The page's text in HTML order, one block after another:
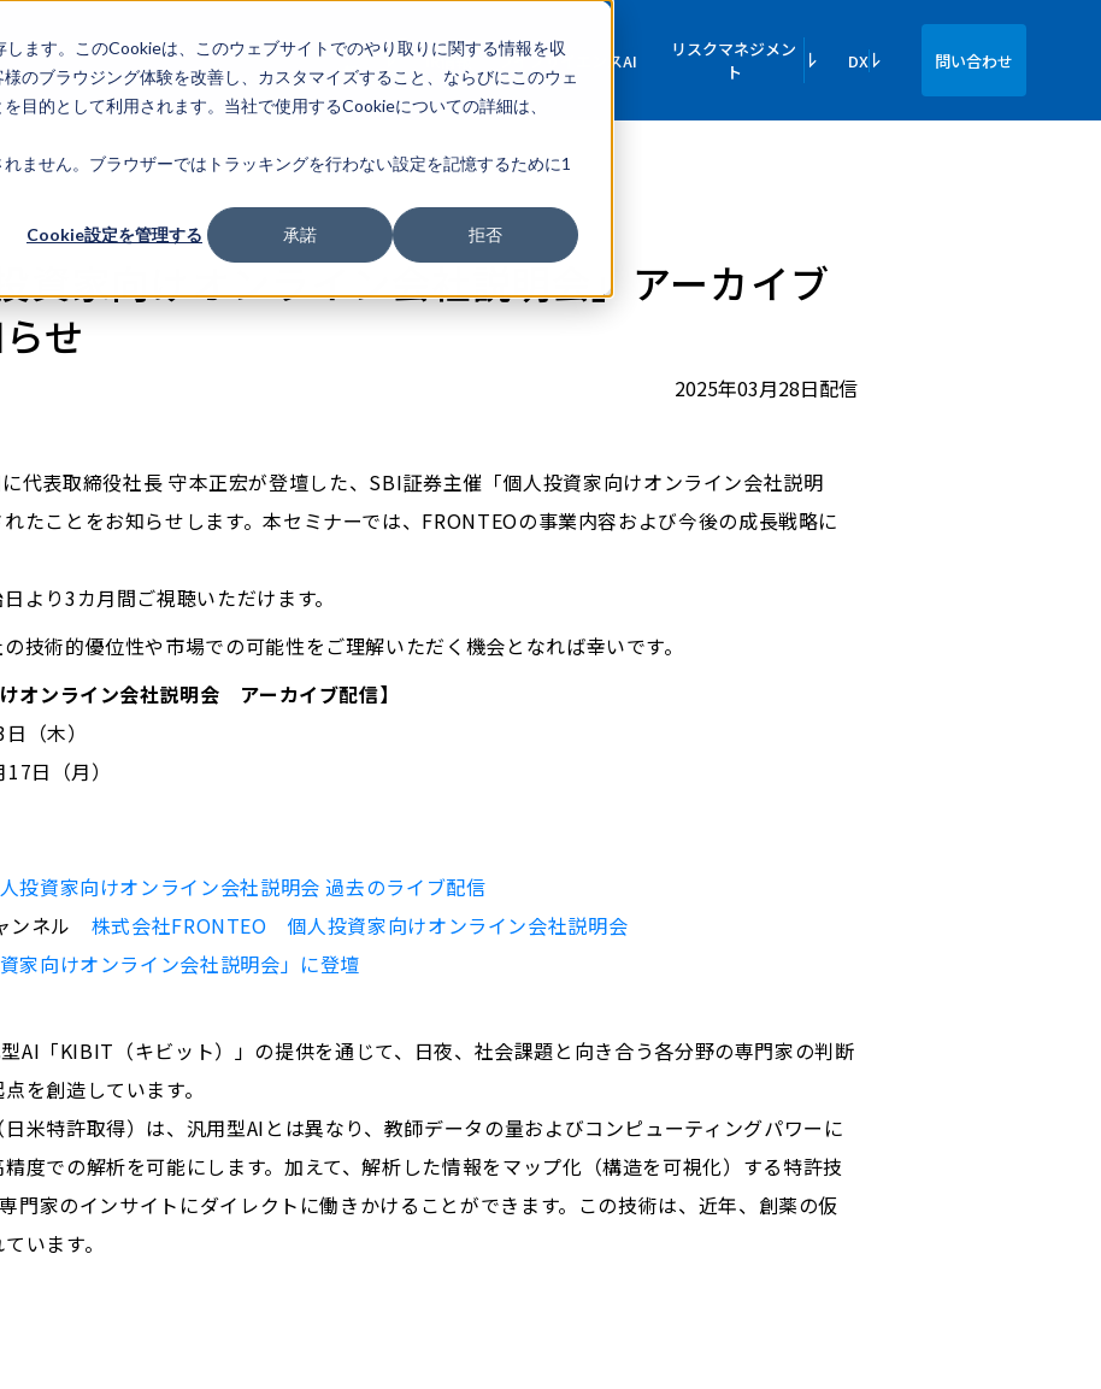
ます。このCookieは、このウェブサイトでのやり取りに関する情報を収
のブラウジング体験を改善し、カスタマイズすること、ならびにこのウェ
目的として利用されます。当社で使用するCookieについての詳細は、
ません。ブラウザーではトラッキングを行わない設定を記憶するために1
Cookie設定を管理する 承諾 拒否
企業情
報
IR情報 ライフサイエンスAI
リスクマネジメン
ト
DX 問い合わせ
資家向けオンライン会社説明会」アーカイブ
せ
2025年03月28日配信
代表取締役社長 守本正宏が登壇した、SBI証券主催「個人投資家向けオンライン会社説明
たことをお知らせします。本セミナーでは、FRONTEOの事業内容および今後の成長戦略に
より3カ月間ご視聴いただけます。
技術的優位性や市場での可能性をご理解いただく機会となれば幸いです。
オンライン会社説明会 アーカイブ配信】
（木）
日（月）
投資家向けオンライン会社説明会 過去のライブ配信
ンネル 株式会社FRONTEO 個人投資家向けオンライン会社説明会
家向けオンライン会社説明会」に登壇
AI「KIBIT（キビット）」の提供を通じて、日夜、社会課題と向き合う各分野の専門家の判断
を創造しています。
米特許取得）は、汎用型AIとは異なり、教師データの量およびコンピューティングパワーに
度での解析を可能にします。加えて、解析した情報をマップ化（構造を可視化）する特許技
門家のインサイトにダイレクトに働きかけることができます。この技術は、近年、創薬の仮
います。